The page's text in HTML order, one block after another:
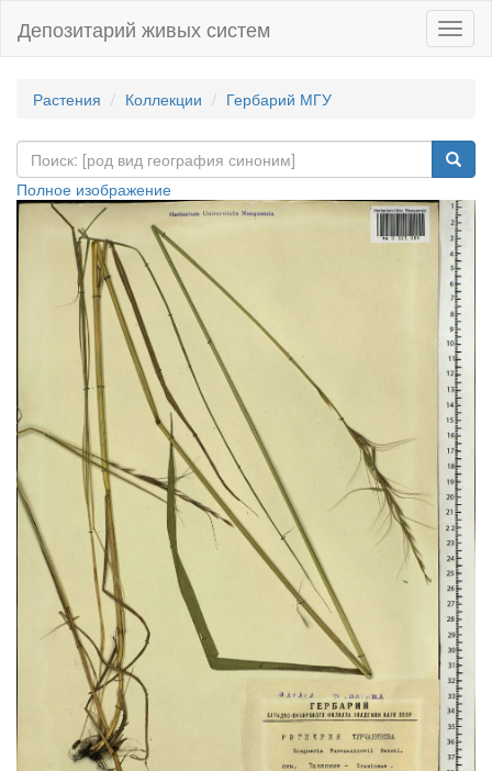
Депозитарий живых систем
Растения Коллекции Гербарий МГУ
Полное изображение